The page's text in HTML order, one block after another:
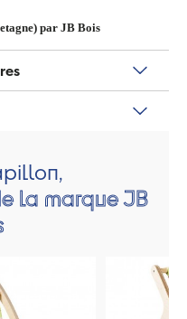
par JB Bois
la marque JB